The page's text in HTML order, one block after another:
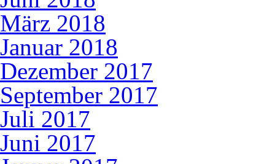
März 2018
Januar 2018
Dezember 2017
September 2017
Juli 2017
Juni 2017